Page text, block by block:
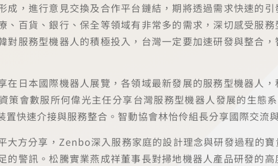
成，進行意見交換及合作平台鏈結，期將透過需求快速的
、百貨、銀行、保全等領域有非常多的需求，深切感受服
對服務型機器人的積極投入，台灣一定要加速研發與整合
在日本國際機器人展覽，各領域最新發展的服務型機器人
策會數服所何偉光主任分享台灣服務型機器人發展的生
置快速介接與服務整合。智動協會林怡伶組長分享國際交流
大方分享，Zenbo深入服務家庭的設計理念與研發過程的
的警訊。松騰實業燕成祥董事長對掃地機器人產品研發的